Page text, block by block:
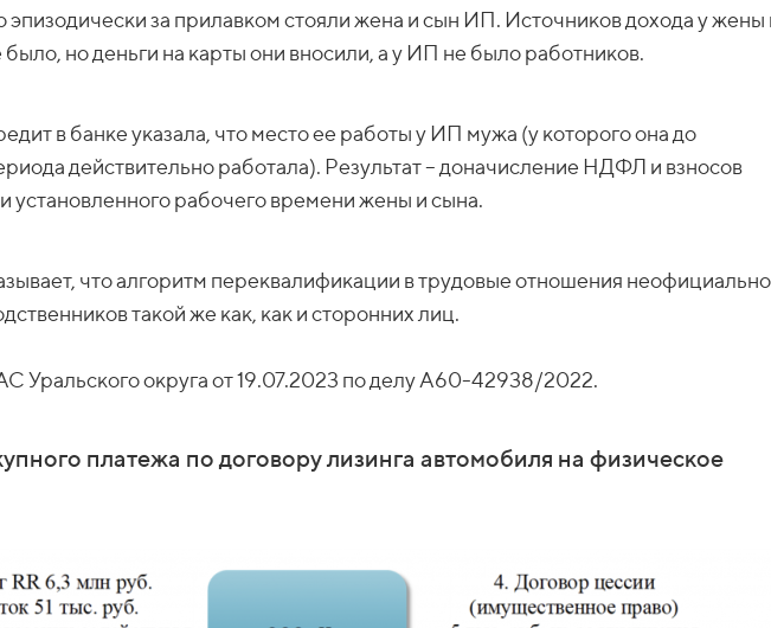
эпизодически за прилавком стояли жена и сын ИП. Источников дохода у жены
но деньги на карты они вносили, а у ИП не было работников.
в банке указала, что место ее работы у ИП мужа (у которого она до
действительно работала). Результат – доначисление НДФЛ и взносов
установленного рабочего времени жены и сына.
что алгоритм переквалификации в трудовые отношения
такой же как, как и сторонних лиц.
Уральского округа от 19.07.2023 по делу А60-42938/2022.
платежа по договору лизинга автомобиля на физическое